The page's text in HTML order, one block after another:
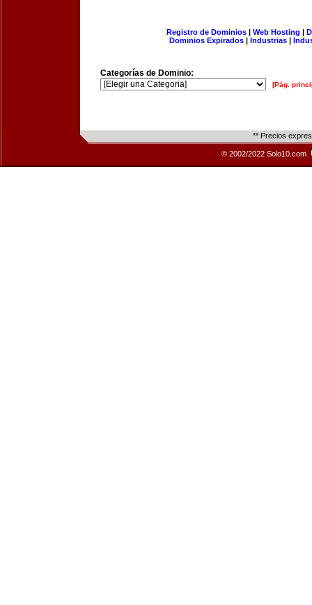
Registro de Dominios| Web Hosting |
Dominios Expirados | Industrias |
Categorías de Dominio:
[Pág.
** Precios
© 2002/2022 Solo10.com